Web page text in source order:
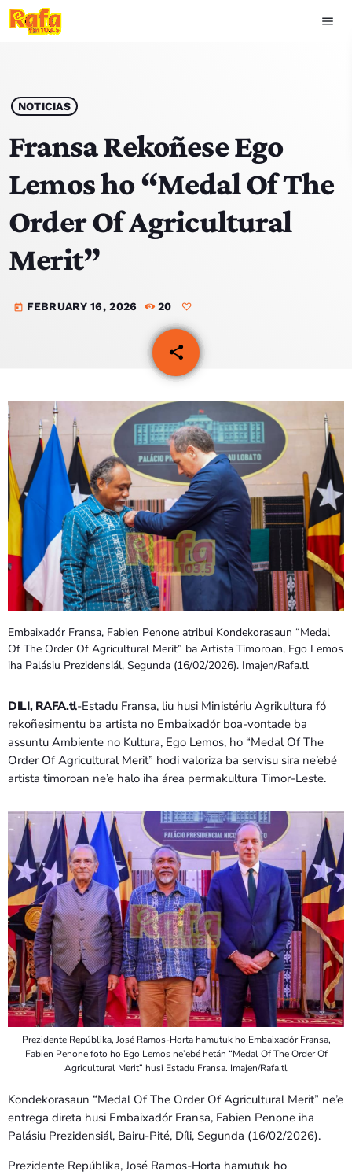
menu
play_arrow OUVIR RAFA
HOME
NOTISIA
EKIPA
TOP 15
VÍDEO SIRA
EVENTU SIRA
KONTAKTU SIRA
TÉTUM keyboard_arrow_down
TÉTUM
PORTUGUÊS
PRÓXIMOS PROGRAMAS
Bom dia RAFA
7:00 AM - 10:00 AM
Bom dia RAFA
7:00 AM - 9:00 AM
Bom dia RAFA
NOTICIAS
Fransa Rekoñese Ego
Lemos ho “Medal Of The
Order Of Agricultural
Merit”
today FEBRUARY 16, 2026 20
share
email
Embaixadór Fransa, Fabien Penone atribui Kondekorasaun “Medal
Of The Order Of Agricultural Merit” ba Artista Timoroan, Ego Lemos
iha Palásiu Prezidensiál, Segunda (16/02/2026). Imajen/Rafa.tl
DILI, RAFA.tl-Estadu Fransa, liu husi Ministériu Agrikultura fó
rekoñesimentu ba artista no Embaixadór boa-vontade ba
assuntu Ambiente no Kultura, Ego Lemos, ho “Medal Of The
Order Of Agricultural Merit” hodi valoriza ba servisu sira ne’ebé
artista timoroan ne’e halo iha área permakultura Timor-Leste.
Prezidente Repúblika, José Ramos-Horta hamutuk ho Embaixadór Fransa,
Fabien Penone foto ho Ego Lemos ne’ebé hetán “Medal Of The Order Of
Agricultural Merit” husi Estadu Fransa. Imajen/Rafa.tl
Kondekorasaun “Medal Of The Order Of Agricultural Merit” ne’e
entrega direta husi Embaixadór Fransa, Fabien Penone iha
Palásiu Prezidensiál, Bairu-Pité, Díli, Segunda (16/02/2026).
Prezidente Repúblika, José Ramos-Horta hamutuk ho